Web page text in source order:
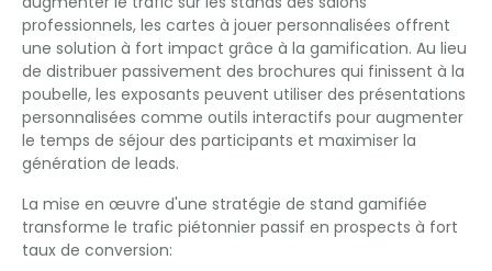
professionnels, les cartes à jouer personnalisées offrent
une solution à fort impact grâce à la gamification. Au lieu
de distribuer passivement des brochures qui finissent à la
poubelle, les exposants peuvent utiliser des présentations
personnalisées comme outils interactifs pour augmenter
le temps de séjour des participants et maximiser la
génération de leads.
La mise en œuvre d'une stratégie de stand gamifiée
transforme le trafic piétonnier passif en prospects à fort
taux de conversion: